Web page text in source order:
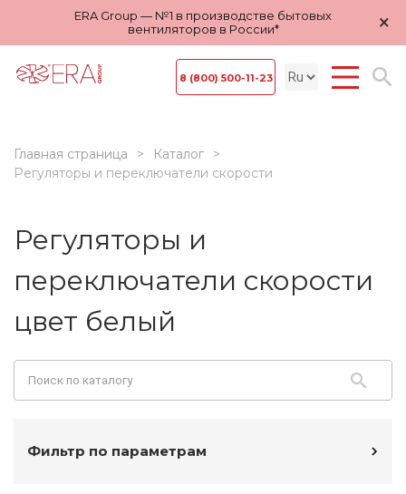
ERA Group — №1 в производстве бытовых
вентиляторов в России*
×
8 (800) 500-11-23
Главная страница
Каталог
Регуляторы и переключатели скорости
Регуляторы и
переключатели скорости
цвет белый
Фильтр по параметрам